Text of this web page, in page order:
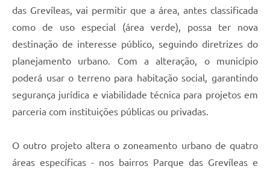
das Grevíleas, vai permitir que a área, antes classificada
como de uso especial (área verde), possa ter nova
destinação de interesse público, seguindo diretrizes do
planejamento urbano. Com a alteração, o município
poderá usar o terreno para habitação social, garantindo
segurança jurídica e viabilidade técnica para projetos em
parceria com instituições públicas ou privadas.
O outro projeto altera o zoneamento urbano de quatro
áreas específicas - nos bairros Parque das Grevíleas e